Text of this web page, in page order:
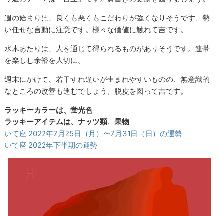
週の始まりは、良くも悪くもこだわりが強くなりそうです。勢
い任せな言動に注意です。様々な価値に触れて吉です。
水木あたりは、人を通じて得られるものがありそうです。連帯
を楽しむ余裕を大切に。
週末にかけて、若干すれ違いが生まれやすいものの、無意識的
なところの改善も進むでしょう。脱皮を図って吉です。
ラッキーカラーは、蛍光色
ラッキーアイテムは、ナッツ類、果物
いて座 2022年7月25日（月）〜7月31日（日）の運勢
いて座 2022年下半期の運勢